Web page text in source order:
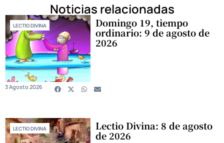
Noticias relacionadas
LECTIO DIVINA Domingo 19, tiempo
ordinario: 9 de agosto de
2026
3 Agosto 2026
LECTIO DIVINA Lectio Divina: 8 de agosto
de 2026